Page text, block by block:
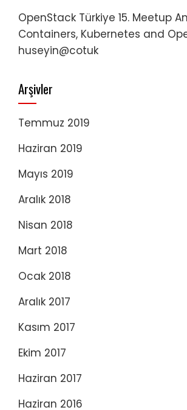
OpenStack Türkiye 15. Meetup
Containers, Kubernetes and
huseyin@cotuk
Arşivler
Temmuz 2019
Haziran 2019
Mayıs 2019
Aralık 2018
Nisan 2018
Mart 2018
Ocak 2018
Aralık 2017
Kasım 2017
Ekim 2017
Haziran 2017
Haziran 2016